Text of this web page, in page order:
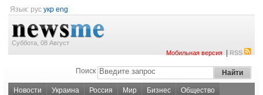
Язык: рус укр eng
Суббота, 08 Август
Мобильная версия|RSS
Поиск
Новости Украина Россия Мир Бизнес
Общество